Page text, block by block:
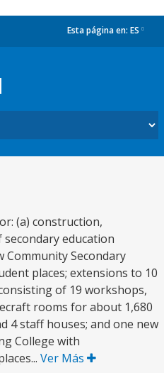
Esta página en: ES
(a) construction,
education
Community Secondary
places; extensions to 10
of 19 workshops,
rooms for about 1,680
4 staff houses; and one new
College with
Ver Más